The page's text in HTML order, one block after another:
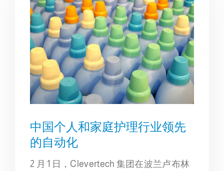
中国个人和家庭护理行业领先
的自动化
2 月 1 日，Clevertech 集团在波兰卢布林